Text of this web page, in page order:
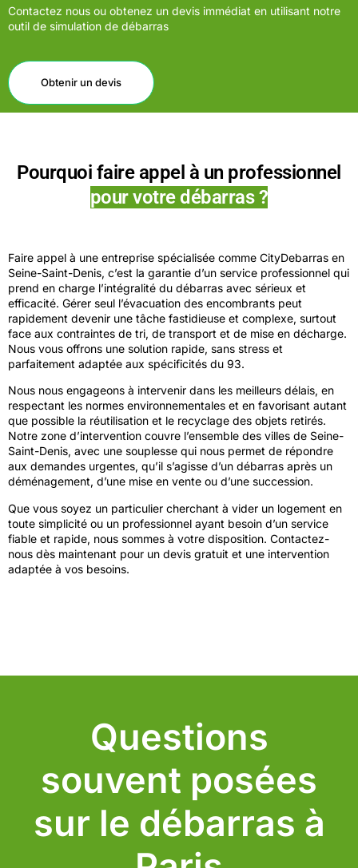
Contactez nous ou obtenez un devis immédiat en utilisant notre
outil de simulation de débarras
Obtenir un devis
Pourquoi faire appel à un professionnel
pour votre débarras ?
Faire appel à une entreprise spécialisée comme CityDebarras en
Seine-Saint-Denis, c’est la garantie d’un service professionnel qui
prend en charge l’intégralité du débarras avec sérieux et
efficacité. Gérer seul l’évacuation des encombrants peut
rapidement devenir une tâche fastidieuse et complexe, surtout
face aux contraintes de tri, de transport et de mise en décharge.
Nous vous offrons une solution rapide, sans stress et
parfaitement adaptée aux spécificités du 93.
Nous nous engageons à intervenir dans les meilleurs délais, en
respectant les normes environnementales et en favorisant autant
que possible la réutilisation et le recyclage des objets retirés.
Notre zone d’intervention couvre l’ensemble des villes de Seine-
Saint-Denis, avec une souplesse qui nous permet de répondre
aux demandes urgentes, qu’il s’agisse d’un débarras après un
déménagement, d’une mise en vente ou d’une succession.
Que vous soyez un particulier cherchant à vider un logement en
toute simplicité ou un professionnel ayant besoin d’un service
fiable et rapide, nous sommes à votre disposition. Contactez-
nous dès maintenant pour un devis gratuit et une intervention
adaptée à vos besoins.
Questions
souvent posées
sur le débarras à